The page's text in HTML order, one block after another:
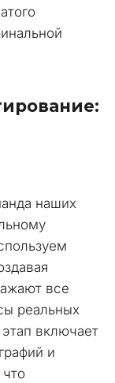
наших
все
реальных
включает
и